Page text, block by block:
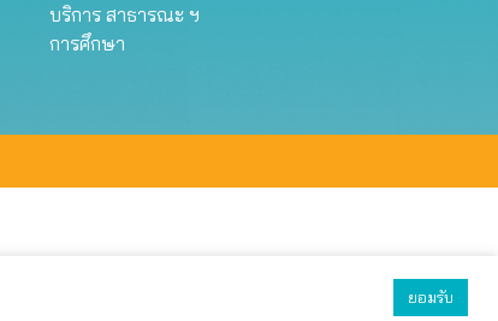
บริการ สาธารณะ ฯ
การศึกษา
ยอมรับ